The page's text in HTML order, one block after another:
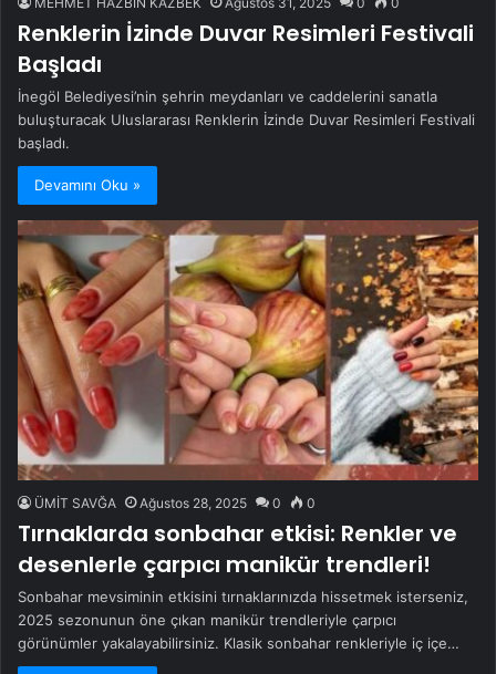
Renklerin İzinde Duvar Resimleri Festivali
Başladı
İnegöl Belediyesi’nin şehrin meydanları ve caddelerini sanatla
buluşturacak Uluslararası Renklerin İzinde Duvar Resimleri Festivali
başladı.
Devamını Oku »
ÜMİT SAVĞA Ağustos 28, 2025 0 0
Tırnaklarda sonbahar etkisi: Renkler ve
desenlerle çarpıcı manikür trendleri!
Sonbahar mevsiminin etkisini tırnaklarınızda hissetmek isterseniz,
2025 sezonunun öne çıkan manikür trendleriyle çarpıcı
görünümler yakalayabilirsiniz. Klasik sonbahar renkleriyle iç içe…